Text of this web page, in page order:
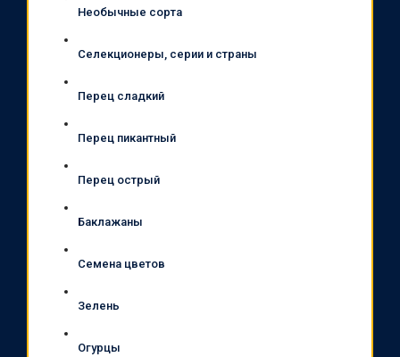
Необычные сорта
Селекционеры, серии и страны
Перец сладкий
Перец пикантный
Перец острый
Баклажаны
Семена цветов
Зелень
Огурцы